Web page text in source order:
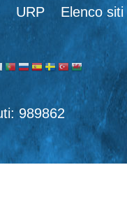
URP
Elenco siti
989862